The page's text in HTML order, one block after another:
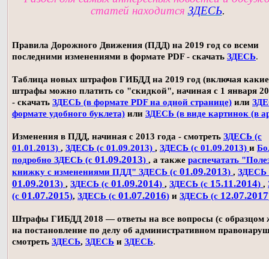
статей находится ЗДЕСЬ.
Правила Дорожного Движения (ПДД) на 2019 год со всеми
последними изменениями в формате PDF - скачать ЗДЕСЬ.
Таблица новых штрафов ГИБДД на 2019 год (включая какие
штрафы можно платить со "скидкой", начиная с 1 января
- скачать ЗДЕСЬ (в формате PDF на одной странице) или
формате удобного буклета) или ЗДЕСЬ (в виде картинок (в
Изменения в ПДД, начиная с 2013 года - смотреть ЗДЕСЬ (с
01.01.2013) , ЗДЕСЬ (с 01.09.2013) , ЗДЕСЬ (с 01.09.2013) и
подробно ЗДЕСЬ (с 01.09.2013) , а также распечатать
книжку с изменениями ПДД" ЗДЕСЬ (с 01.09.2013) , ЗДЕСЬ
01.09.2013) , ЗДЕСЬ (с 01.09.2014) , ЗДЕСЬ (с 15.11.2014) ,
(с 01.07.2015), ЗДЕСЬ (с 01.07.2016) и ЗДЕСЬ (с 12.07.2017
Штрафы ГИБДД 2018 — ответы на все вопросы (с образцом
на постановление по делу об административном
смотреть ЗДЕСЬ, ЗДЕСЬ и ЗДЕСЬ.